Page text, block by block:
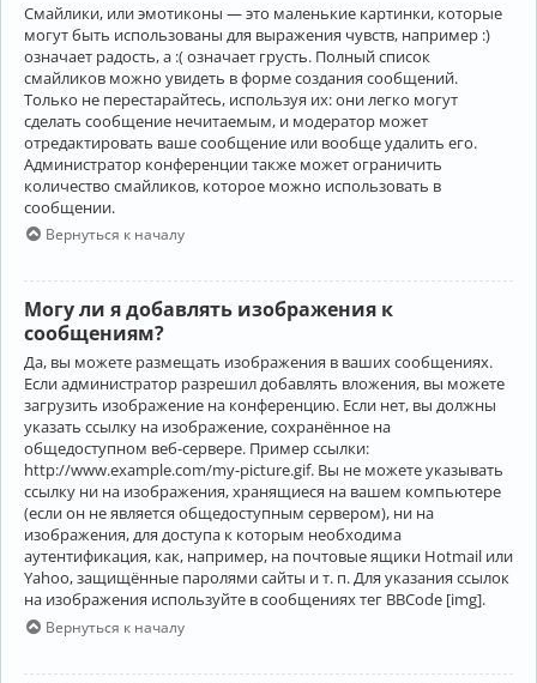
Смайлики, или эмотиконы — это маленькие картинки, которые
могут быть использованы для выражения чувств, например :)
означает радость, а :( означает грусть. Полный список
смайликов можно увидеть в форме создания сообщений.
Только не перестарайтесь, используя их: они легко могут
сделать сообщение нечитаемым, и модератор может
отредактировать ваше сообщение или вообще удалить его.
Администратор конференции также может ограничить
количество смайликов, которое можно использовать в
сообщении.
Вернуться к началу
Могу ли я добавлять изображения к
сообщениям?
Да, вы можете размещать изображения в ваших сообщениях.
Если администратор разрешил добавлять вложения, вы можете
загрузить изображение на конференцию. Если нет, вы должны
указать ссылку на изображение, сохранённое на
общедоступном веб-сервере. Пример ссылки:
http://www.example.com/my-picture.gif. Вы не можете указывать
ссылку ни на изображения, хранящиеся на вашем компьютере
(если он не является общедоступным сервером), ни на
изображения, для доступа к которым необходима
аутентификация, как, например, на почтовые ящики Hotmail или
Yahoo, защищённые паролями сайты и т. п. Для указания ссылок
на изображения используйте в сообщениях тег BBCode [img].
Вернуться к началу